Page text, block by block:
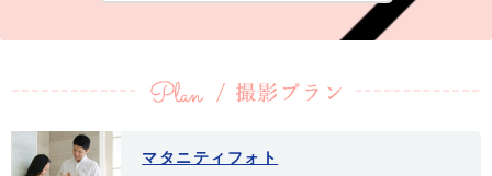
す。いまだからこそ撮れる写真、今しか撮れない写真を美しく撮影いた
します。
マタニティフォト